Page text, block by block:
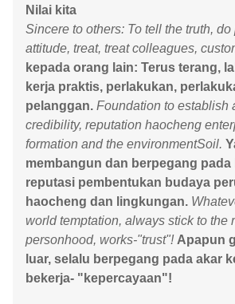
Nilai kita
Sincere to others: To tell the truth,
attitude, treat, treat colleagues,
kepada orang lain: Terus terang,
kerja praktis, perlakukan,
pelanggan. Foundation to establish
credibility, reputation haocheng
formation and the environmentSoil.
membangun dan berpegang
reputasi pembentukan budaya
haocheng dan lingkungan.
world temptation, always stick to the
personhood, works-"trust"! Apapun
luar, selalu berpegang pada akar
bekerja- "kepercayaan"!